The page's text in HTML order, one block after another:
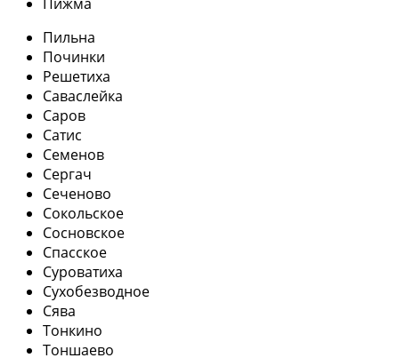
Пильна
Починки
Решетиха
Саваслейка
Саров
Сатис
Семенов
Сергач
Сеченово
Сокольское
Сосновское
Спасское
Суроватиха
Сухобезводное
Сява
Тонкино
Тоншаево